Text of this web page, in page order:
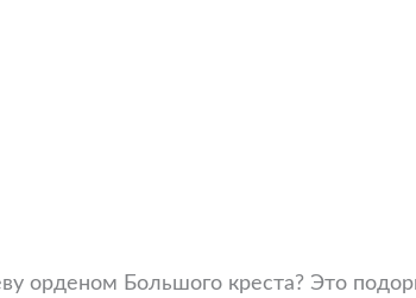
орденом Большого креста? Это